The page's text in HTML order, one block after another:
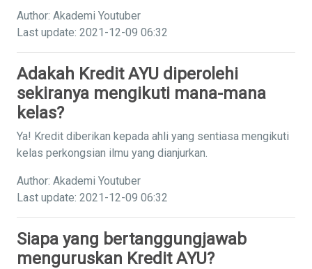
Author: Akademi Youtuber
Last update: 2021-12-09 06:32
Adakah Kredit AYU diperolehi
sekiranya mengikuti mana-mana
kelas?
Ya! Kredit diberikan kepada ahli yang sentiasa mengikuti
kelas perkongsian ilmu yang dianjurkan.
Author: Akademi Youtuber
Last update: 2021-12-09 06:32
Siapa yang bertanggungjawab
menguruskan Kredit AYU?